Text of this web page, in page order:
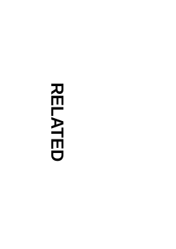
RELATED